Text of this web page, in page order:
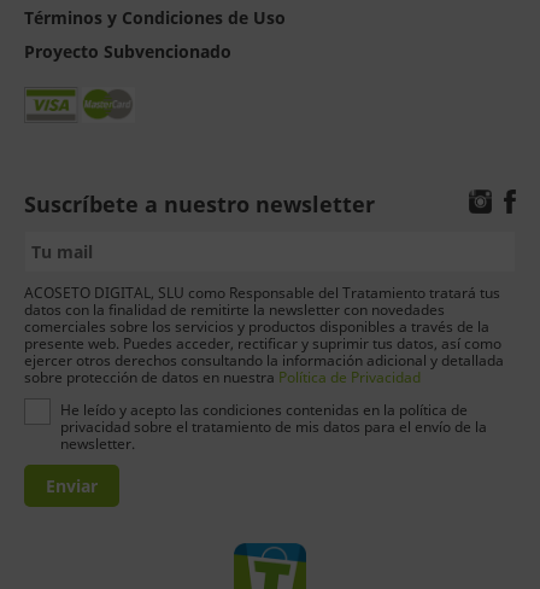
Términos y Condiciones de Uso
Proyecto Subvencionado
Suscríbete a nuestro newsletter
ACOSETO DIGITAL, SLU como Responsable del Tratamiento tratará tus
datos con la finalidad de remitirte la newsletter con novedades
comerciales sobre los servicios y productos disponibles a través de la
presente web. Puedes acceder, rectificar y suprimir tus datos, así como
ejercer otros derechos consultando la información adicional y detallada
sobre protección de datos en nuestra Política de Privacidad
He leído y acepto las condiciones contenidas en la política de
privacidad sobre el tratamiento de mis datos para el envío de la
newsletter.
Enviar